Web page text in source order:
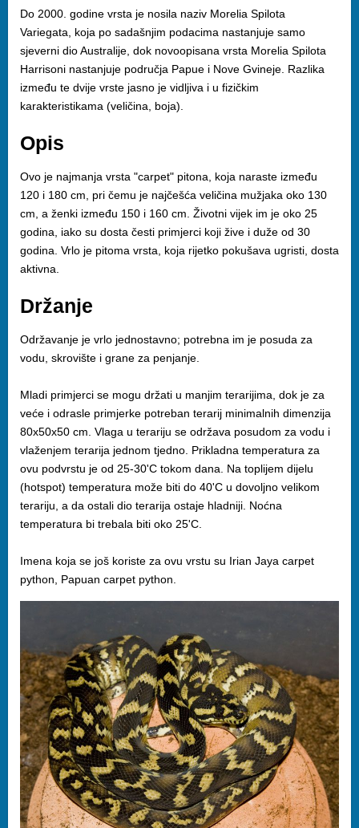
Do 2000. godine vrsta je nosila naziv Morelia Spilota
Variegata, koja po sadašnjim podacima nastanjuje samo
sjeverni dio Australije, dok novoopisana vrsta Morelia Spilota
Harrisoni nastanjuje područja Papue i Nove Gvineje. Razlika
između te dvije vrste jasno je vidljiva i u fizičkim
karakteristikama (veličina, boja).
Opis
Ovo je najmanja vrsta "carpet" pitona, koja naraste između
120 i 180 cm, pri čemu je najčešća veličina mužjaka oko 130
cm, a ženki između 150 i 160 cm. Životni vijek im je oko 25
godina, iako su dosta česti primjerci koji žive i duže od 30
godina. Vrlo je pitoma vrsta, koja rijetko pokušava ugristi, dosta
aktivna.
Držanje
Održavanje je vrlo jednostavno; potrebna im je posuda za
vodu, skrovište i grane za penjanje.
Mladi primjerci se mogu držati u manjim terarijima, dok je za
veće i odrasle primjerke potreban terarij minimalnih dimenzija
80x50x50 cm. Vlaga u terariju se održava posudom za vodu i
vlaženjem terarija jednom tjedno. Prikladna temperatura za
ovu podvrstu je od 25-30'C tokom dana. Na toplijem dijelu
(hotspot) temperatura može biti do 40'C u dovoljno velikom
terariju, a da ostali dio terarija ostaje hladniji. Noćna
temperatura bi trebala biti oko 25'C.
Imena koja se još koriste za ovu vrstu su Irian Jaya carpet
python, Papuan carpet python.